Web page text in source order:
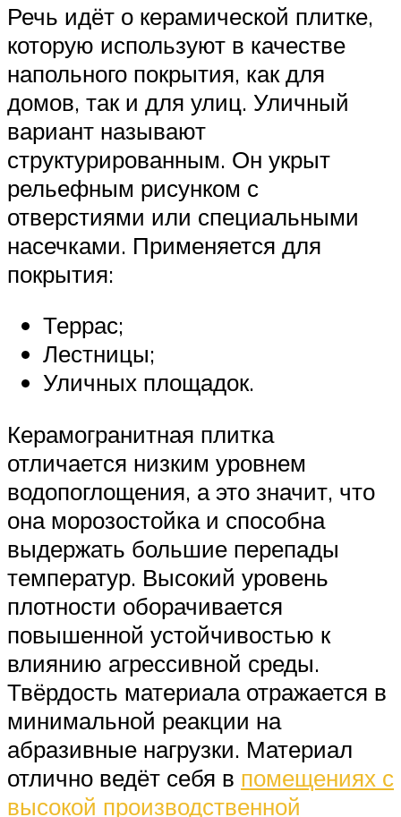
Речь идёт о керамической плитке,
которую используют в качестве
напольного покрытия, как для
домов, так и для улиц. Уличный
вариант называют
структурированным. Он укрыт
рельефным рисунком с
отверстиями или специальными
насечками. Применяется для
покрытия:
Террас;
Лестницы;
Уличных площадок.
Керамогранитная плитка
отличается низким уровнем
водопоглощения, а это значит, что
она морозостойка и способна
выдержать большие перепады
температур. Высокий уровень
плотности оборачивается
повышенной устойчивостью к
влиянию агрессивной среды.
Твёрдость материала отражается в
минимальной реакции на
абразивные нагрузки. Материал
отлично ведёт себя в помещениях с
высокой производственной